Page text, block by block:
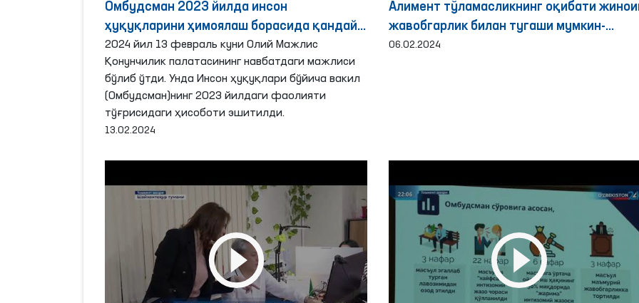
Омбудсман 2023 йилда инсон
ҳуқуқларини ҳимоялаш борасида қандай
ишларни амалга оширди?
2024 йил 13 февраль куни Олий Мажлис
Қонунчилик палатасининг навбатдаги мажлиси
бўлиб ўтди. Унда Инсон ҳуқуқлари бўйича вакил
(Омбудсман)нинг 2023 йилдаги фаолияти
тўғрисидаги ҳисоботи эшитилди.
13.02.2024
Алимент тўламасликнинг оқибати
жавобгарлик билан тугаши мумкин-
Омбудсман
06.02.2024